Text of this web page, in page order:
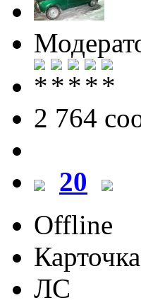
2 764
20
Offline
Карточка
ЛС